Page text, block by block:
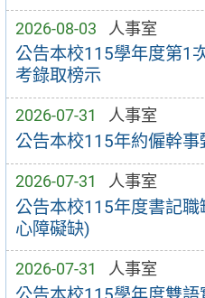
2026-08-03 人事室
公告本校115學年度第1
考錄取榜示
2026-07-31 人事室
公告本校115年約僱幹事
2026-07-31 人事室
公告本校115年度書記
心障礙缺)
2026-07-31 人事室